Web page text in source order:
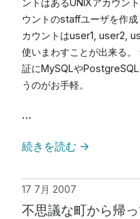
ントはあるUNIXアカウン
ウントのstaffユーザを作
カウントはuser1, user2,
使いまわすことが出来る
証にMySQLや
うのがお手軽。
…
続きを読む →
17 7月 2007
不思議な町から帰